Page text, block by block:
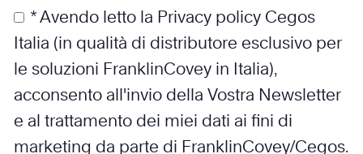
* Avendo letto la Privacy policy Cegos
Italia (in qualità di distributore esclusivo per
le soluzioni FranklinCovey in Italia),
acconsento all'invio della Vostra Newsletter
e al trattamento dei miei dati ai fini di
marketing da parte di FranklinCovey/Cegos.